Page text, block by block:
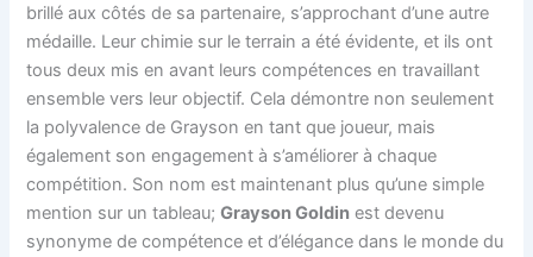
brillé aux côtés de sa partenaire, s’approchant d’une autre
médaille. Leur chimie sur le terrain a été évidente, et ils ont
tous deux mis en avant leurs compétences en travaillant
ensemble vers leur objectif. Cela démontre non seulement
la polyvalence de Grayson en tant que joueur, mais
également son engagement à s’améliorer à chaque
compétition. Son nom est maintenant plus qu’une simple
mention sur un tableau;Grayson Goldin est devenu
synonyme de compétence et d’élégance dans le monde du